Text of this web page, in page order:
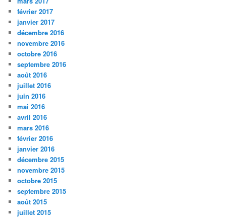
février 2017
janvier 2017
décembre 2016
novembre 2016
octobre 2016
septembre 2016
août 2016
juillet 2016
juin 2016
mai 2016
avril 2016
mars 2016
février 2016
janvier 2016
décembre 2015
novembre 2015
octobre 2015
septembre 2015
août 2015
juillet 2015